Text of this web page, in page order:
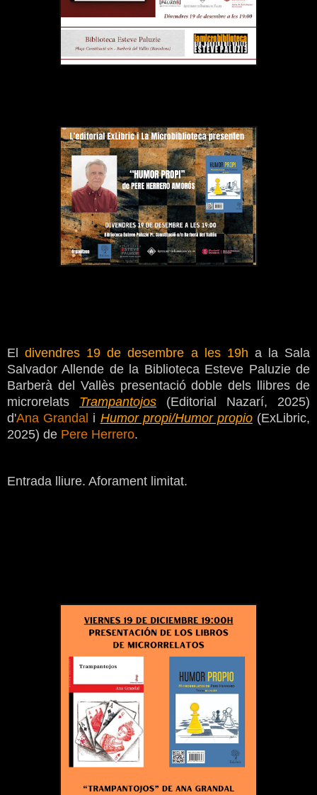
Eldivendres 19 de desembre a les 19h a la Sala
Salvador Allende de la Biblioteca Esteve Paluzie de
Barberà del Vallès presentació doble dels llibres de
microrelats Trampantojos (Editorial Nazarí, 2025)
d'Ana Grandal i Humor propi/Humor propio(ExLibric,
2025) de Pere Herrero.
Entrada lliure. Aforament limitat.